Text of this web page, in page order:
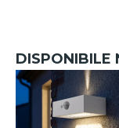
DISPONIBILE